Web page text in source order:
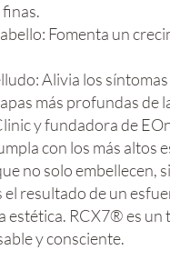
Fomenta un
Alivia los
más profundas de
y fundadora de
con los más altos
no solo embellecen,
resultado de un
RCX7® es
y consciente.